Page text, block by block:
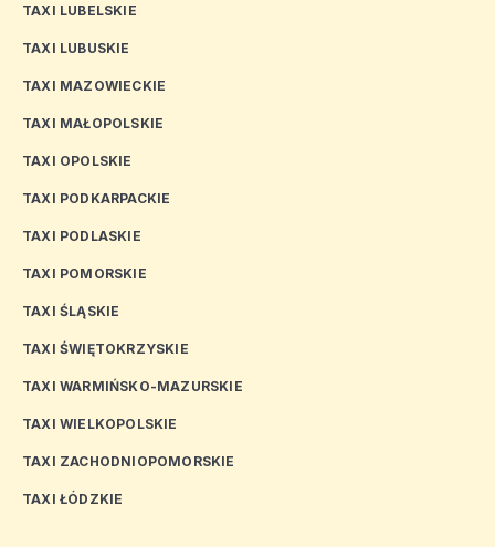
TAXI LUBELSKIE
TAXI LUBUSKIE
TAXI MAZOWIECKIE
TAXI MAŁOPOLSKIE
TAXI OPOLSKIE
TAXI PODKARPACKIE
TAXI PODLASKIE
TAXI POMORSKIE
TAXI ŚLĄSKIE
TAXI ŚWIĘTOKRZYSKIE
TAXI WARMIŃSKO-MAZURSKIE
TAXI WIELKOPOLSKIE
TAXI ZACHODNIOPOMORSKIE
TAXI ŁÓDZKIE